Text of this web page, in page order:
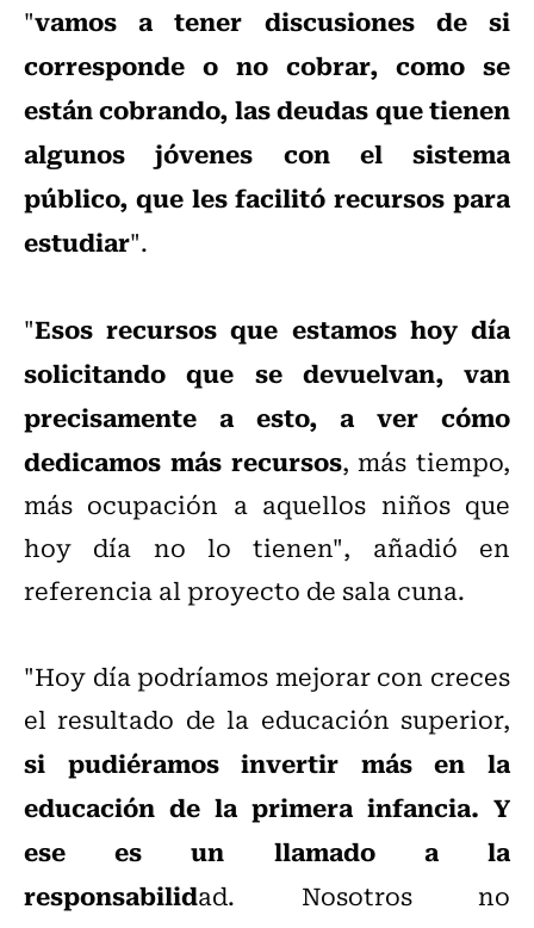
"vamos a tener discusiones de si
corresponde o no cobrar, como se
están cobrando, las deudas que tienen
algunos jóvenes con el sistema
público, que les facilitó recursos para
estudiar".
"Esos recursos que estamos hoy día
solicitando que se devuelvan, van
precisamente a esto, a ver cómo
dedicamos más recursos, más tiempo,
más ocupación a aquellos niños que
hoy día no lo tienen", añadió en
referencia al proyecto de sala cuna.
"Hoy día podríamos mejorar con creces
el resultado de la educación superior,
si pudiéramos invertir más en la
educación de la primera infancia. Y
ese es un llamado a la
responsabilidad. Nosotros no